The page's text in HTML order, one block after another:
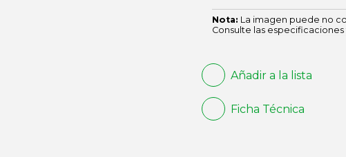
Nota: La imagen puede no
Consulte las
Añadir a la lista
Ficha Técnica